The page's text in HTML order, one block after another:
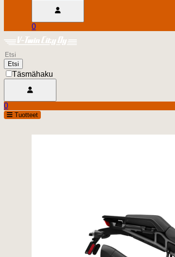
Ostoskori
0.00 €
0
Harley Davidson Turku
Etsi
Täsmähaku
Ostoskori
0.00 €
0
openTuotteet